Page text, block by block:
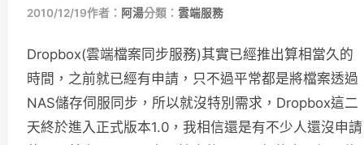
2010/12/19作者： 阿湯分類： 雲端服務
Dropbox(雲端檔案同步服務)其實已經推出算相當久的
時間，之前就已經有申請，只不過平常都是將檔案透過
NAS儲存伺服同步，所以就沒特別需求，Dropbox這二
天終於進入正式版本1.0，我相信還是有不少人還沒申請